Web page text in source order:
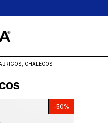
CHALECOS
-50%